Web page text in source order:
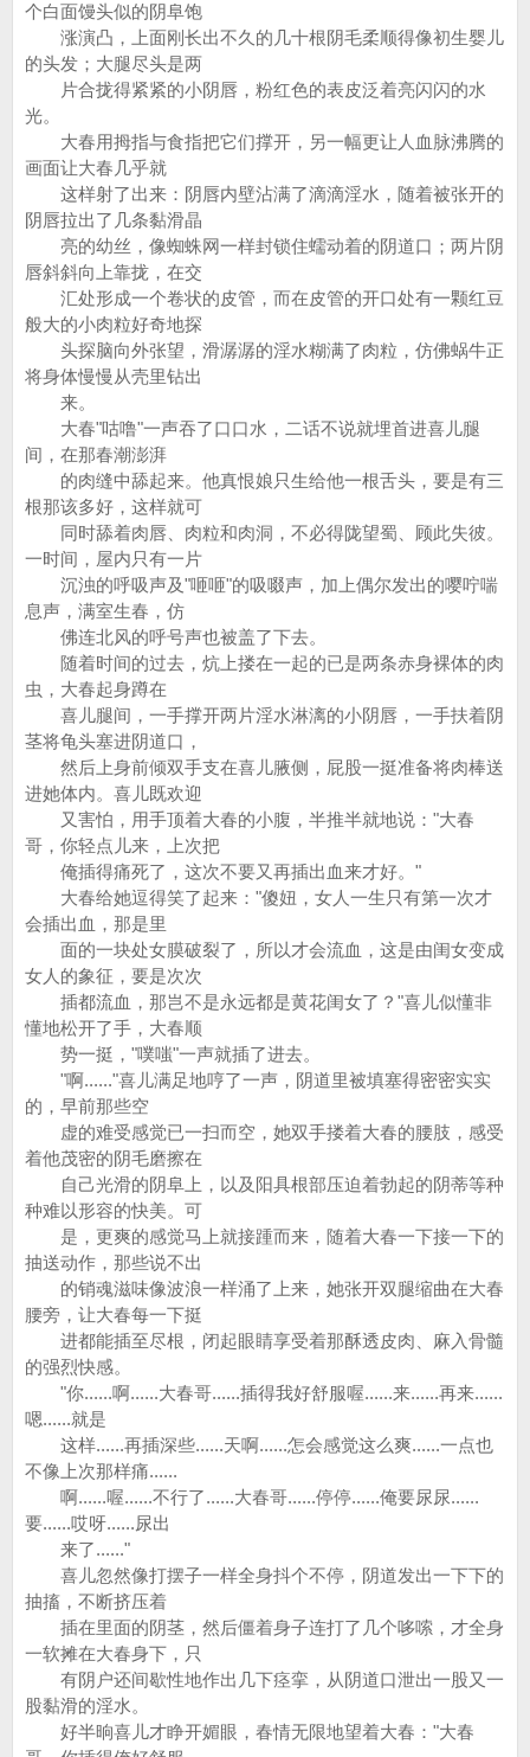
个白面馒头似的阴阜饱
涨演凸，上面刚长出不久的几十根阴毛柔顺得像初生婴儿
的头发；大腿尽头是两
片合拢得紧紧的小阴唇，粉红色的表皮泛着亮闪闪的水
光。
大春用拇指与食指把它们撑开，另一幅更让人血脉沸腾的
画面让大春几乎就
这样射了出来：阴唇内壁沾满了滴滴淫水，随着被张开的
阴唇拉出了几条黏滑晶
亮的幼丝，像蜘蛛网一样封锁住蠕动着的阴道口；两片阴
唇斜斜向上靠拢，在交
汇处形成一个卷状的皮管，而在皮管的开口处有一颗红豆
般大的小肉粒好奇地探
头探脑向外张望，滑潺潺的淫水糊满了肉粒，仿佛蜗牛正
将身体慢慢从壳里钻出
来。
大春"咕噜"一声吞了口口水，二话不说就埋首进喜儿腿
间，在那春潮澎湃
的肉缝中舔起来。他真恨娘只生给他一根舌头，要是有三
根那该多好，这样就可
同时舔着肉唇、肉粒和肉洞，不必得陇望蜀、顾此失彼。
一时间，屋内只有一片
沉浊的呼吸声及"咂咂"的吸啜声，加上偶尔发出的嘤咛喘
息声，满室生春，仿
佛连北风的呼号声也被盖了下去。
随着时间的过去，炕上搂在一起的已是两条赤身裸体的肉
虫，大春起身蹲在
喜儿腿间，一手撑开两片淫水淋漓的小阴唇，一手扶着阴
茎将龟头塞进阴道口，
然后上身前倾双手支在喜儿腋侧，屁股一挺准备将肉棒送
进她体内。喜儿既欢迎
又害怕，用手顶着大春的小腹，半推半就地说："大春
哥，你轻点儿来，上次把
俺插得痛死了，这次不要又再插出血来才好。"
大春给她逗得笑了起来："傻妞，女人一生只有第一次才
会插出血，那是里
面的一块处女膜破裂了，所以才会流血，这是由闺女变成
女人的象征，要是次次
插都流血，那岂不是永远都是黄花闺女了？"喜儿似懂非
懂地松开了手，大春顺
势一挺，"噗嗤"一声就插了进去。
"啊......"喜儿满足地哼了一声，阴道里被填塞得密密实实
的，早前那些空
虚的难受感觉已一扫而空，她双手搂着大春的腰肢，感受
着他茂密的阴毛磨擦在
自己光滑的阴阜上，以及阳具根部压迫着勃起的阴蒂等种
种难以形容的快美。可
是，更爽的感觉马上就接踵而来，随着大春一下接一下的
抽送动作，那些说不出
的销魂滋味像波浪一样涌了上来，她张开双腿缩曲在大春
腰旁，让大春每一下挺
进都能插至尽根，闭起眼睛享受着那酥透皮肉、麻入骨髓
的强烈快感。
"你......啊......大春哥......插得我好舒服喔......来......再来......
嗯......就是
这样......再插深些......天啊......怎会感觉这么爽......一点也
不像上次那样痛......
啊......喔......不行了......大春哥......停停......俺要尿尿......
要......哎呀......尿出
来了......"
喜儿忽然像打摆子一样全身抖个不停，阴道发出一下下的
抽搐，不断挤压着
插在里面的阴茎，然后僵着身子连打了几个哆嗦，才全身
一软摊在大春身下，只
有阴户还间歇性地作出几下痉挛，从阴道口泄出一股又一
股黏滑的淫水。
好半晌喜儿才睁开媚眼，春情无限地望着大春："大春